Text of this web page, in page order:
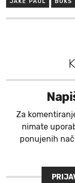
Za
nimate
ponujenih